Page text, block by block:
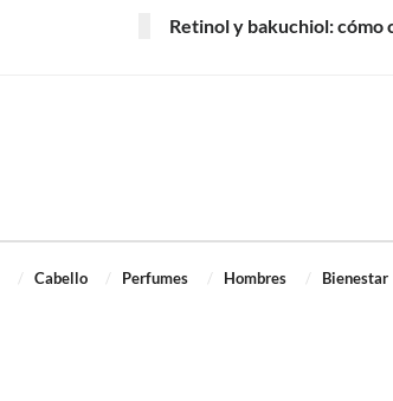
Retinol y bakuchiol:
Cabello Perfumes Hombres
Bienestar